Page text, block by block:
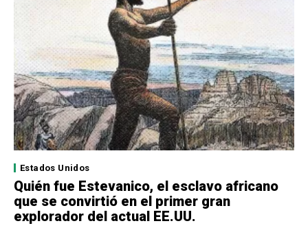
Estados Unidos
Quién fue Estevanico, el esclavo africano
que se convirtió en el primer gran
explorador del actual EE.UU.